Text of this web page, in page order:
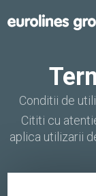
Conditii de
Cititi cu
aplica utilizarii